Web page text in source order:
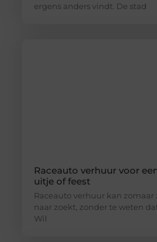
ergens anders vindt. De stad
Raceauto verhuur voor
uitje of feest
Raceauto verhuur kan
naar zoekt, zonder te weten
Wil